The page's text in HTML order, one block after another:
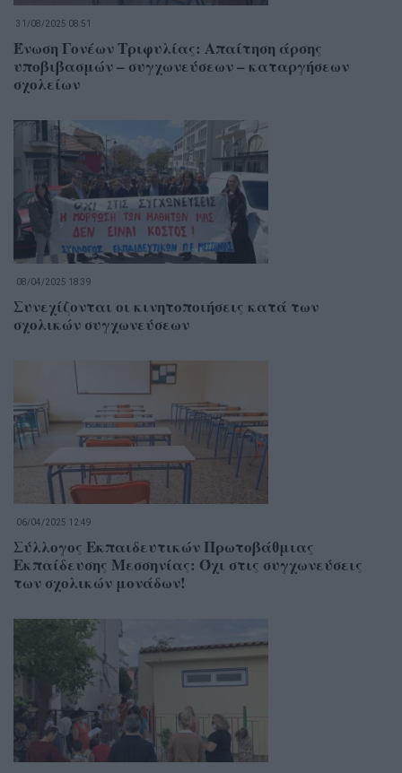
31/08/2025 08:51
Ένωση Γονέων Τριφυλίας: Απαίτηση άρσης
υποβιβασμών – συγχωνεύσεων – καταργήσεων
σχολείων
08/04/2025 18:39
Συνεχίζονται οι κινητοποιήσεις κατά των
σχολικών συγχωνεύσεων
06/04/2025 12:49
Σύλλογος Εκπαιδευτικών Πρωτοβάθμιας
Εκπαίδευσης Μεσσηνίας: Όχι στις συγχωνεύσεις
των σχολικών μονάδων!